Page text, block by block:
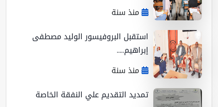
منذ سنة
استقبل البروفيسور الوليد مصطفى
إبراهيم.....
منذ سنة
تمديد التقديم علي النفقة الخاصة